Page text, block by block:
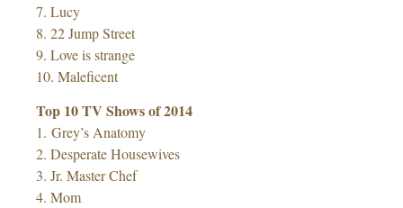
7. Lucy
8. 22 Jump Street
9. Love is strange
10. Maleficent
Top 10 TV Shows of 2014
1. Grey’s Anatomy
2. Desperate Housewives
3. Jr. Master Chef
4. Mom